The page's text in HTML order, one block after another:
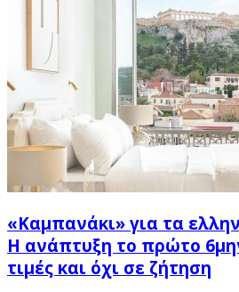
«Καμπανάκι» για τα
Η ανάπτυξη το πρώτο
τιμές και όχι σε ζήτηση